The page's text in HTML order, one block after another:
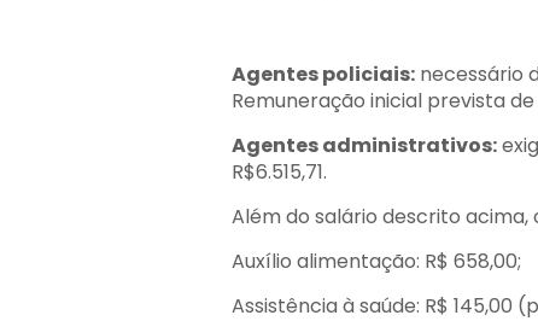
Agentes policiais: necessário
Remuneração inicial prevista de
Agentes administrativos:
R$6.515,71.
Além do salário descrito acima,
Auxílio alimentação: R$ 658,00;
Assistência à saúde: R$ 145,00